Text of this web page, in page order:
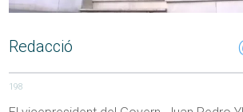
Redacció
198